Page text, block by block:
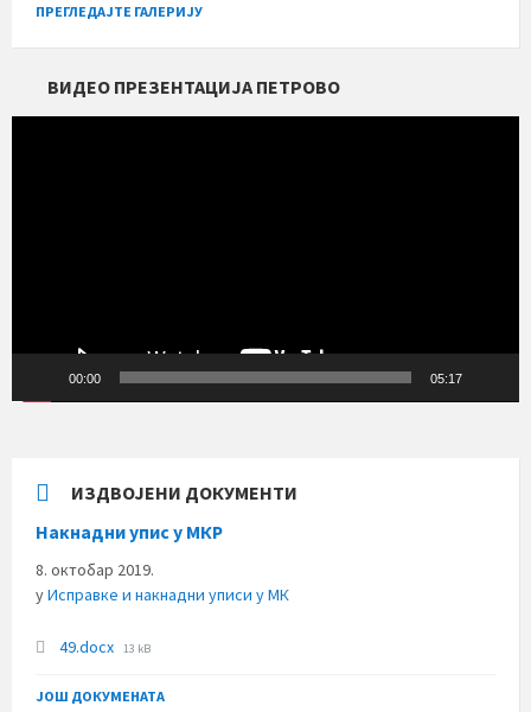
ПРЕГЛЕДАЈТЕ ГАЛЕРИЈУ
ВИДЕО ПРЕЗЕНТАЦИЈА ПЕТРОВО
00:00 05:17
ИЗДВОЈЕНИ ДОКУМЕНТИ
Накнадни упис у МКР
8. октобар 2019.
уИсправке и накнадни уписи у МК
49.docx File
13 kB
ЈОШ ДОКУМЕНАТА